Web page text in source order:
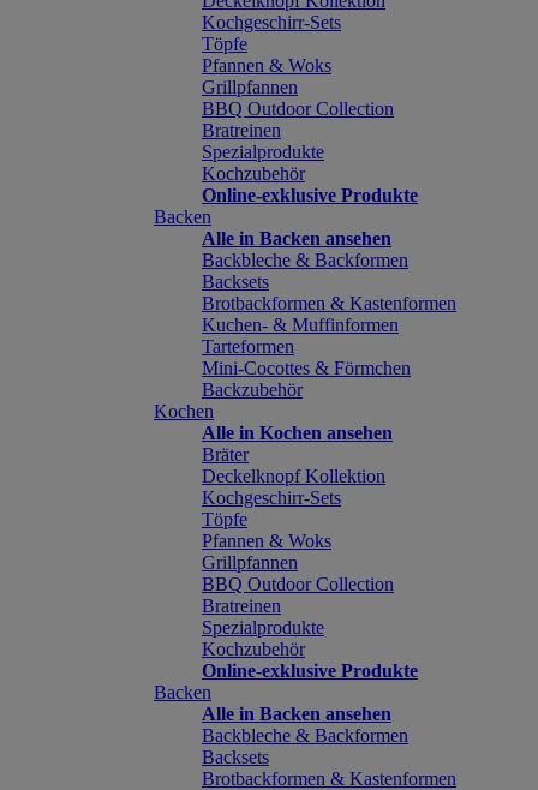
Kochgeschirr-Sets
Töpfe
Pfannen & Woks
Grillpfannen
BBQ Outdoor Collection
Bratreinen
Spezialprodukte
Kochzubehör
Online-exklusive Produkte
Backen
Alle in Backen ansehen
Backbleche & Backformen
Backsets
Brotbackformen & Kastenformen
Kuchen- & Muffinformen
Tarteformen
Mini-Cocottes & Förmchen
Backzubehör
Kochen
Alle in Kochen ansehen
Bräter
Deckelknopf Kollektion
Kochgeschirr-Sets
Töpfe
Pfannen & Woks
Grillpfannen
BBQ Outdoor Collection
Bratreinen
Spezialprodukte
Kochzubehör
Online-exklusive Produkte
Backen
Alle in Backen ansehen
Backbleche & Backformen
Backsets
Brotbackformen & Kastenformen